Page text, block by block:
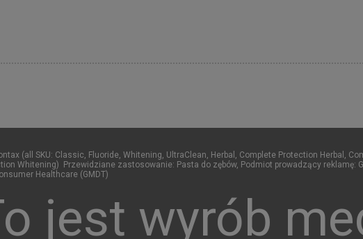
(all SKU: Classic, Fluoride, Whitening, UltraClean, Herbal, Complete Protection Herbal,
Whitening) Przewidziane zastosowanie: Pasta do zębów, Podmiot prowadzący reklamę:
Healthcare (GMDT)
jest wyrób